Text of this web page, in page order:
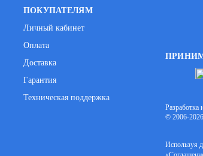
ПОКУПАТЕЛЯМ
Личный кабинет
Оплата
Доставка
Гарантия
Техническая поддержка
Разработка
© 2006-
Используя